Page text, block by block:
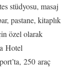
stüdyosu, masaj
pastane, kitaplık
özel olarak
Hotel
250 araç